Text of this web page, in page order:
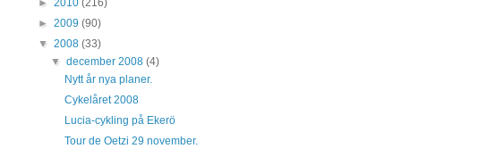
► 2010 (216)
► 2009 (90)
▼ 2008 (33)
▼december 2008(4)
Nytt år nya planer.
Cykelåret 2008
Lucia-cykling på Ekerö
Tour de Oetzi 29 november.